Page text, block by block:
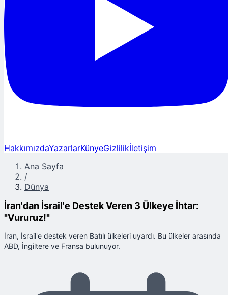
HakkımızdaYazarlarKünyeGizlilikİletişim
Ana Sayfa
/
Dünya
İran'dan İsrail'e Destek Veren 3 Ülkeye İhtar:
"Vururuz!"
İran, İsrail'e destek veren Batılı ülkeleri uyardı. Bu ülkeler arasında
ABD, İngiltere ve Fransa bulunuyor.